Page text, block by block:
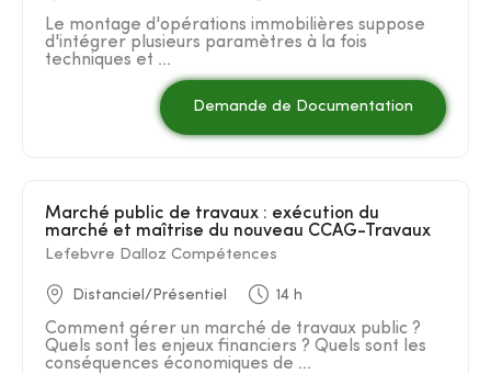
Le montage d'opérations immobilières suppose
d'intégrer plusieurs paramètres à la fois
techniques et ...
Demande de Documentation
Marché public de travaux : exécution du
marché et maîtrise du nouveau CCAG-Travaux
Lefebvre Dalloz Compétences
Distanciel/Présentiel 14 h
Comment gérer un marché de travaux public ?
Quels sont les enjeux financiers ? Quels sont les
conséquences économiques de ...